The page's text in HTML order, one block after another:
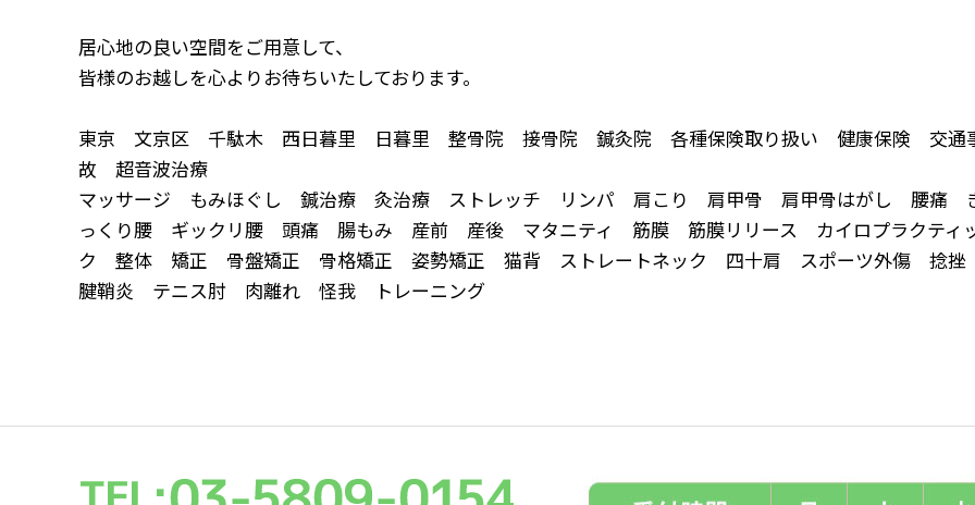
居心地の良い空間をご用意して、
皆様のお越しを心よりお待ちいたしております。
東京 文京区 千駄木 西日暮里 日暮里 整骨院 接骨院 鍼灸院 各種保険取り扱い 健康保険 交通
故 超音波治療
マッサージ もみほぐし 鍼治療 灸治療 ストレッチ リンパ 肩こり 肩甲骨 肩甲骨はがし 腰痛
っくり腰 ギックリ腰 頭痛 腸もみ 産前 産後 マタニティ 筋膜 筋膜リリース カイロプラクティ
ク 整体 矯正 骨盤矯正 骨格矯正 姿勢矯正 猫背 ストレートネック 四十肩 スポーツ外傷 捻挫
腱鞘炎 テニス肘 肉離れ 怪我 トレーニング